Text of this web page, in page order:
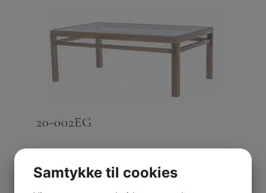
20-002EG
Samtykke til cookies